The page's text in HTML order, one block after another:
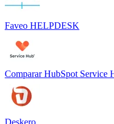
Faveo HELPDESK
Comparar HubSpot Service
Deskero